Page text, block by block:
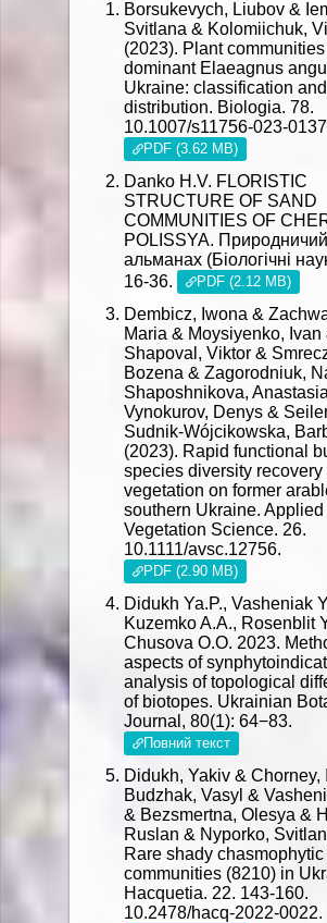
Borsukevych, Liubov &
Svitlana & Kolomiichuk,
(2023). Plant
dominant Elaeagnus
Ukraine: classification and
distribution. Biologia. 78.
10.1007/s11756-023-
PDF (3.62 MB)
Danko H.V. FLORISTIC
STRUCTURE OF SAND
COMMUNITIES OF
POLISSYA. Природничий
альманах (Біологічні
16-36.
PDF (2.12 MB)
Dembicz, Iwona &
Maria & Moysiyenko, Ivan
Shapoval, Viktor &
Bozena & Zagorodniuk,
Shaposhnikova,
Vynokurov, Denys &
Sudnik-Wójcikowska,
(2023). Rapid functional
species diversity recovery
vegetation on former
southern Ukraine. Applied
Vegetation Science. 26.
10.1111/avsc.12756.
PDF (2.90 MB)
Didukh Ya.P., Vasheniak
Kuzemko A.A., Rosenblit
Chusova O.O. 2023.
aspects of
analysis of topological
of biotopes. Ukrainian
Journal, 80(1): 64−83.
Повний текст
Didukh, Yakiv & Chorney,
Budzhak, Vasyl &
& Bezsmertna, Olesya &
Ruslan & Nyporko,
Rare shady
communities (8210) in
Hacquetia. 22. 143-160.
10.2478/hacq-2022-0022.